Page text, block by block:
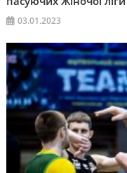
03.01.2023